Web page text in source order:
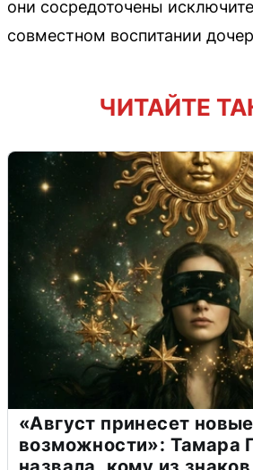
они сосредоточены
совместном воспитании
ЧИТАЙТЕ
«Август принесет новые
возможности»: Тамара